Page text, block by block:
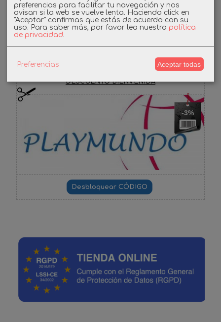
Facebook
Cupones
DESCUENTO BIENVENIDA
-3%
preferencias para facilitar tu navegación y nos
avisan si la web se vuelve lenta. Haciendo click en
"Aceptar" confirmas que estás de acuerdo con su
uso. Para saber más, por favor lea nuestra política
de privacidad.
Preferencias Aceptar todas